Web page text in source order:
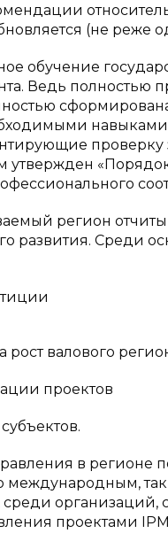
(не реже
обучение
Ведь полностью
утвержден
регион
развития. Среди
валового
проектов
в регионе
проектами